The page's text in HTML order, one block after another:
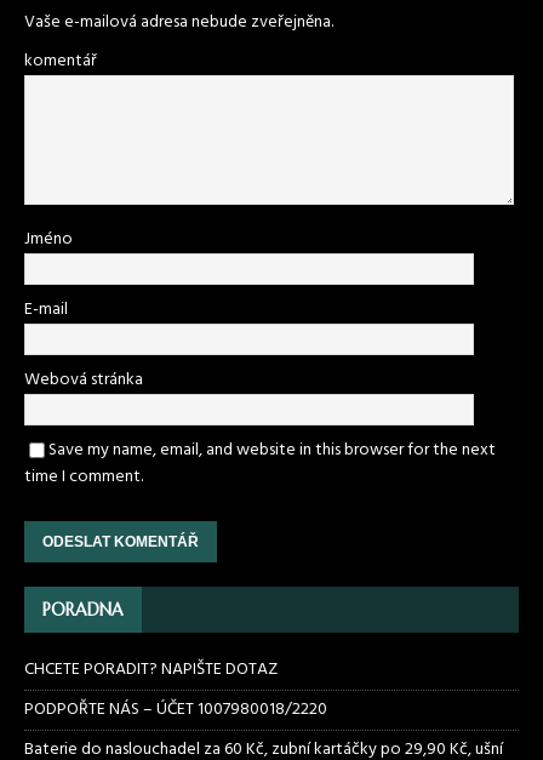
Vaše e-mailová adresa nebude zveřejněna.
komentář
Jméno
E-mail
Webová stránka
Save my name, email, and website in this browser for the next
time I comment.
PORADNA
CHCETE PORADIT? NAPIŠTE DOTAZ
PODPOŘTE NÁS – ÚČET 1007980018/2220
Baterie do naslouchadel za 60 Kč, zubní kartáčky po 29,90 Kč, ušní